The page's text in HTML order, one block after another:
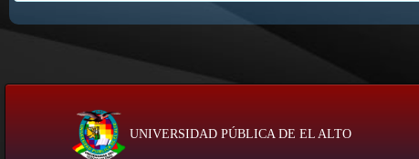
UNIVERSIDAD PÚBLICA DE EL ALTO